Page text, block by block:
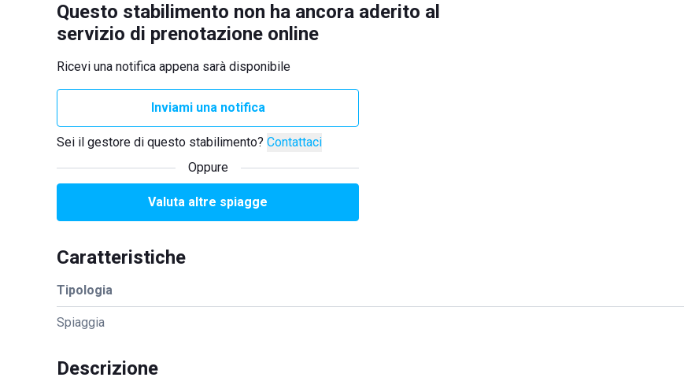
Questo stabilimento non ha ancora aderito al
servizio di prenotazione online
Ricevi una notifica appena sarà disponibile
Inviami una notifica
Sei il gestore di questo stabilimento? Contattaci
Oppure
Valuta altre spiagge
Caratteristiche
Tipologia
Spiaggia
Descrizione